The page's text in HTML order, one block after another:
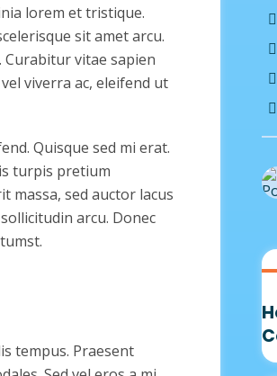
lorem et tristique.
sit amet arcu.
Curabitur vitae sapien
viverra ac, eleifend ut
Quisque sed mi erat.
turpis pretium
massa, sed auctor lacus
arcu. Donec
tempus. Praesent